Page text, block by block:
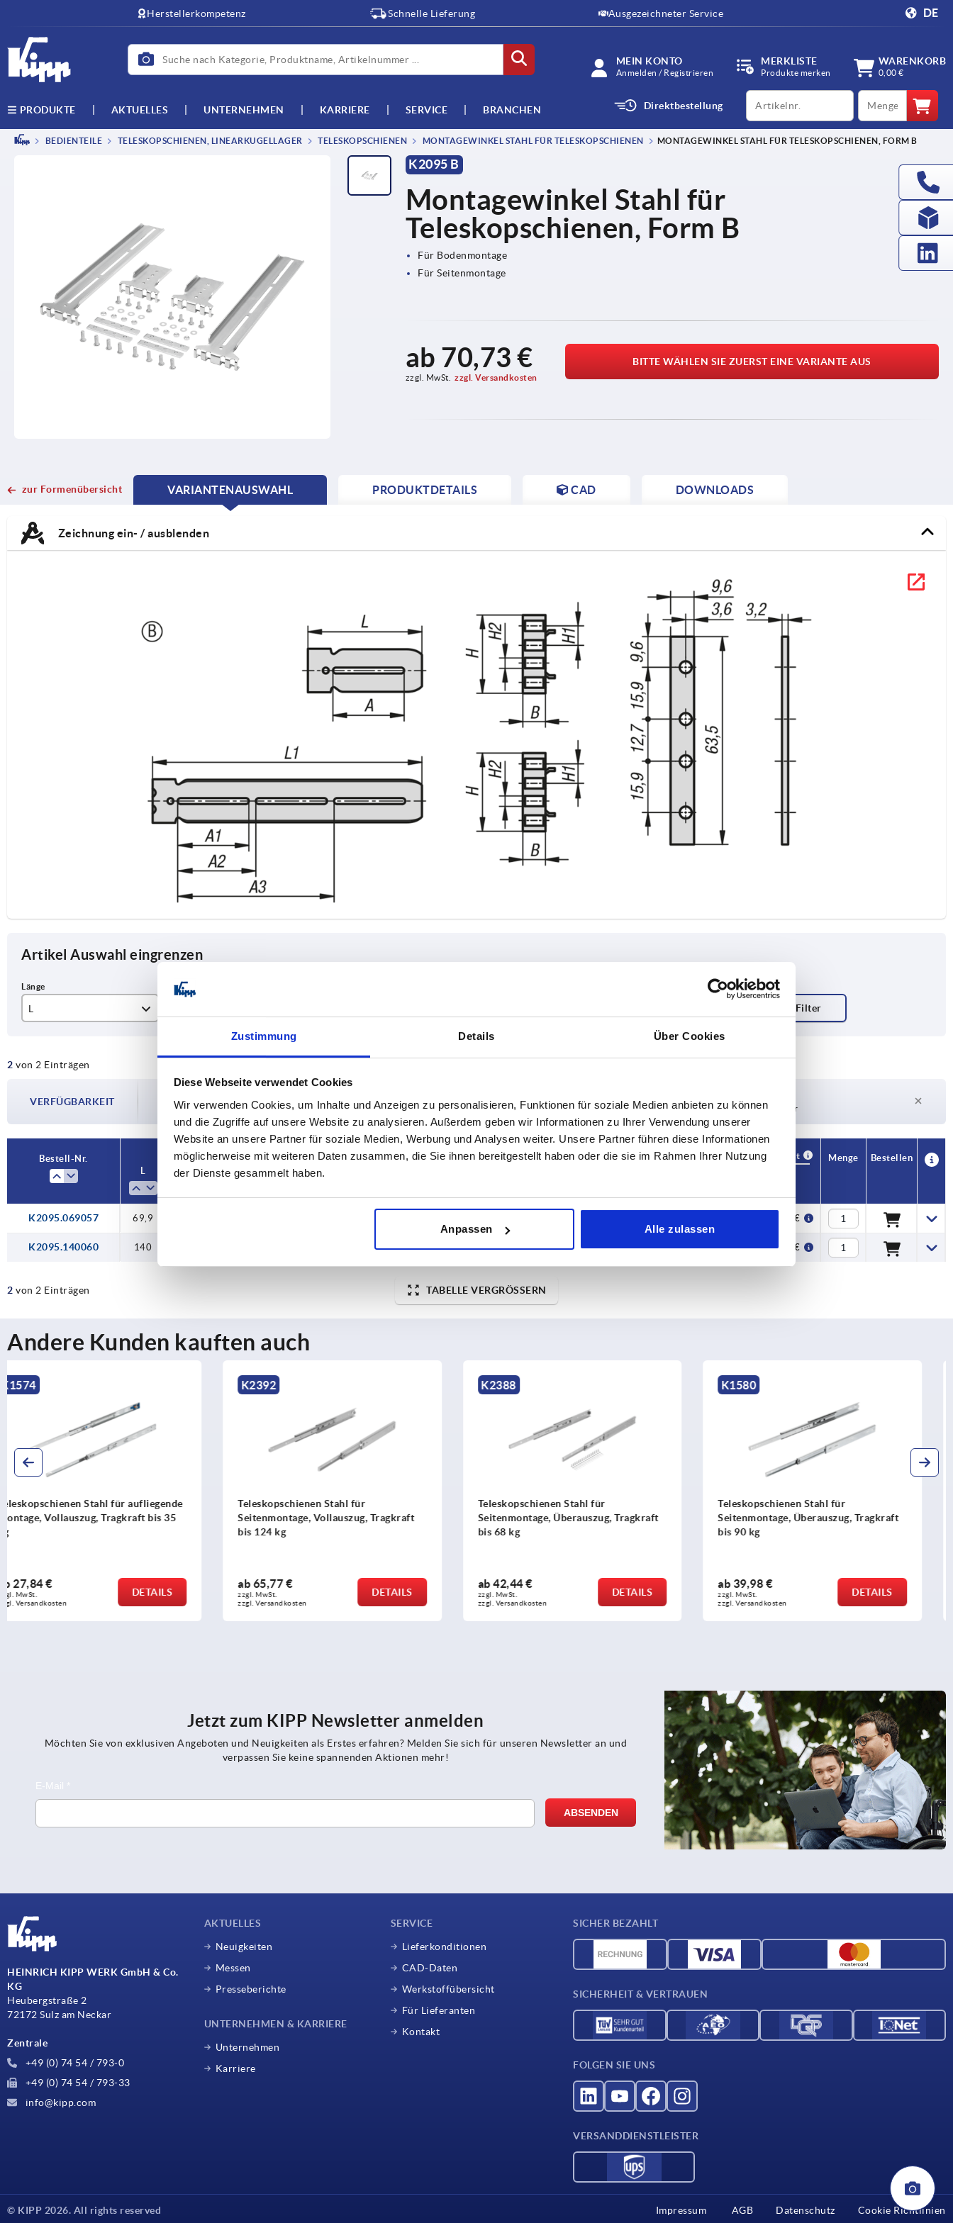
Zustimmung Details Über Cookies
Diese Webseite verwendet Cookies
Wir verwenden Cookies, um Inhalte und Anzeigen zu personalisieren, Funktionen für soziale Medien anbieten zu können
und die Zugriffe auf unsere Website zu analysieren. Außerdem geben wir Informationen zu Ihrer Verwendung unserer
Website an unsere Partner für soziale Medien, Werbung und Analysen weiter. Unsere Partner führen diese Informationen
möglicherweise mit weiteren Daten zusammen, die Sie ihnen bereitgestellt haben oder die sie im Rahmen Ihrer Nutzung
der Dienste gesammelt haben.
Anpassen Alle zulassen
Herstellerkompetenz Schnelle Lieferung Ausgezeichneter Service DE
MEIN KONTO
Anmelden / Registrieren
MERKLISTE
Produkte merken
WARENKORB
0,00 €
PRODUKTE AKTUELLES UNTERNEHMEN KARRIERE SERVICE BRANCHEN Direktbestellung
productCode qty
BEDIENTEILE TELESKOPSCHIENEN, LINEARKUGELLAGER TELESKOPSCHIENEN MONTAGEWINKEL STAHL FÜR TELESKOPSCHIENEN MONTAGEWINKEL STAHL FÜR TELESKOPSCHIENEN, FORM B
K2095 B
Montagewinkel Stahl für
Teleskopschienen, Form B
Für Bodenmontage
Für Seitenmontage
ab 70,73 €
zzgl. MwSt. zzgl. Versandkosten
BITTE WÄHLEN SIE ZUERST EINE VARIANTE AUS
zur Formenübersicht
VARIANTENAUSWAHL
CURRENT
CURRENT
PRODUKTDETAILS CAD DOWNLOADS
Zeichnung ein- / ausblenden
Artikel Auswahl eingrenzen
L
140
2 von 2 Einträgen
VERFÜGBARKEIT
Die Verfügbarkeiten werden in regelmäßigen Abständen mehrmals täglich aktualisiert.
Im finalen Schritt vor Abschluss Ihrer Bestellung erfahren Sie das bestätigte
4-20 Tage
Derzeit nicht auf Lager
Bestell-Nr.
L
Form Form-Typ A
CAD
Verfügbarkeit
Menge Bestellen
K2095.069057 69,9 70,73 €
K2095.140060 140 — — 14 60 15,9 5,5 140 92,40 €
2 von 2 Einträgen TABELLE VERGRÖSSERN
Andere Kunden kauften auch
K2392
Teleskopschienen Stahl für
Seitenmontage, Vollauszug, Tragkraft
ab65,77 €
zzgl. MwSt.
zzgl. Versandkosten
DETAILS
K2388
Teleskopschienen Stahl für
Seitenmontage, Überauszug, Tragkraft
bis 68 kg
ab42,44 €
zzgl. MwSt.
zzgl. Versandkosten
DETAILS
K1580
Teleskopschienen Stahl für
Seitenmontage, Überauszug, Tragkraft
bis 90 kg
ab39,98 €
zzgl. MwSt.
zzgl. Versandkosten
DETAILS
K1577
Teleskopschienen Stahl für
Seitenmontage, Vollauszug, Tragkraft
bis 45 kg
ab12,67 €
zzgl. MwSt.
zzgl. Versandkosten
DETAILS
Jetzt zum KIPP Newsletter anmelden
Möchten Sie von exklusiven Angeboten und Neuigkeiten als Erstes erfahren? Melden Sie sich für unseren Newsletter an und
verpassen Sie keine spannenden Aktionen mehr!
HEINRICH KIPP WERK GmbH & Co.
KG
Heubergstraße 2
72172 Sulz am Neckar
Zentrale
+49 (0) 74 54 / 793-0
+49 (0) 74 54 / 793-33
info@kipp.com
AKTUELLES
Neuigkeiten
Messen
Presseberichte
UNTERNEHMEN & KARRIERE
Unternehmen
Karriere
SERVICE
Lieferkonditionen
CAD-Daten
Werkstoffübersicht
Für Lieferanten
Kontakt
SICHER BEZAHLT
SICHERHEIT & VERTRAUEN
FOLGEN SIE UNS
VERSANDDIENSTLEISTER
© KIPP 2026. All rights reserved Impressum AGB Datenschutz Cookie Richtlinien